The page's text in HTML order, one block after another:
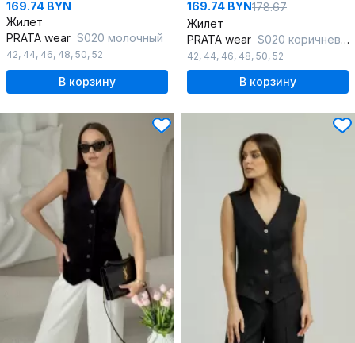
169.74 BYN
Жилет
PRATA wear S020 молочный
42, 44, 46, 48, 50, 52
В корзину
169.74 BYN178.67
Жилет
PRATA wear S020 коричневый_new
42, 44, 46, 48, 50, 52
В корзину